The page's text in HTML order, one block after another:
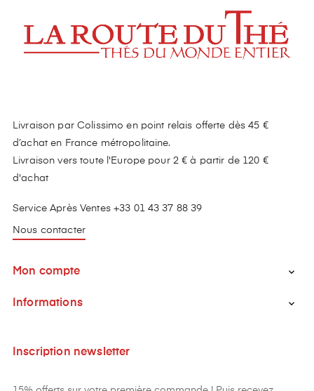
Livraison par Colissimo en point relais offerte dès 45 €
d’achat en France métropolitaine.
Livraison vers toute l'Europe pour 2 € à partir de 120 €
d'achat
Service Après Ventes +33 01 43 37 88 39
Nous contacter
Mon compte 
Informations 
Inscription newsletter